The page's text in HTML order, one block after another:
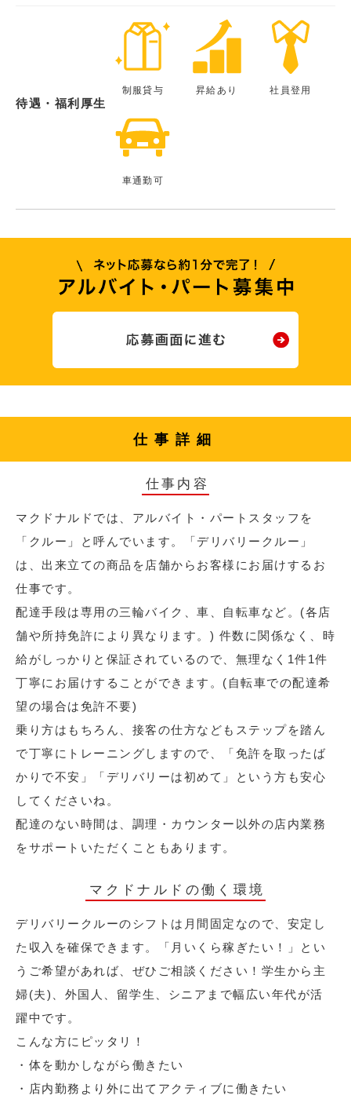
待遇・福利厚生
制服貸与 昇給あり 社員登用
車通勤可
仕事詳細
仕事内容
マクドナルドでは、アルバイト・パートスタッフを
「クルー」と呼んでいます。「デリバリークルー」
は、出来立ての商品を店舗からお客様にお届けするお
仕事です。
配達手段は専用の三輪バイク、車、自転車など。(各店
舗や所持免許により異なります。) 件数に関係なく、時
給がしっかりと保証されているので、無理なく1件1件
丁寧にお届けすることができます。(自転車での配達希
望の場合は免許不要)
乗り方はもちろん、接客の仕方などもステップを踏ん
で丁寧にトレーニングしますので、「免許を取ったば
かりで不安」「デリバリーは初めて」という方も安心
してくださいね。
配達のない時間は、調理・カウンター以外の店内業務
をサポートいただくこともあります。
マクドナルドの働く環境
デリバリークルーのシフトは月間固定なので、安定し
た収入を確保できます。「月いくら稼ぎたい！」とい
うご希望があれば、ぜひご相談ください！学生から主
婦(夫)、外国人、留学生、シニアまで幅広い年代が活
躍中です。
こんな方にピッタリ！
・体を動かしながら働きたい
・店内勤務より外に出てアクティブに働きたい